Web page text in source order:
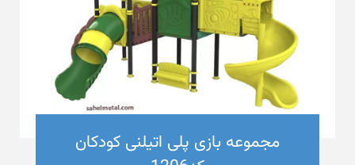
مجموعه بازی پلی اتیلنی کودکان